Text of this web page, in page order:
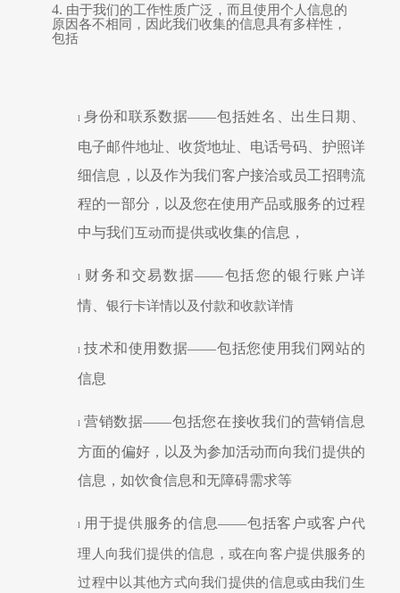
4. 由于我们的工作性质广泛，而且使用个人信息的
原因各不相同，因此我们收集的信息具有多样性 ，
包括
l 身份和联系数据——包括姓名、出生日期、
电子邮件地址、收货地址、电话号码、护照详
细信息，以及作为我们客户接洽或员工招聘流
程的一部分，以及您在使用产品或服务的过程
中与我们互动而提供或收集的信息，
l 财务和交易数据——包括您的银行账户详
情、银行卡详情以及付款和收款详情
l 技术和使用数据——包括您使用我们网站的
信息
l 营销数据——包括您在接收我们的营销信息
方面的偏好，以及为参加活动而向我们提供的
信息，如饮食信息和无障碍需求等
l 用于提供服务的信息——包括客户或客户代
理人 向我们提供的信息，或在向客户提供服务的
过程中以其他方式向我们提供的信息或由我们生